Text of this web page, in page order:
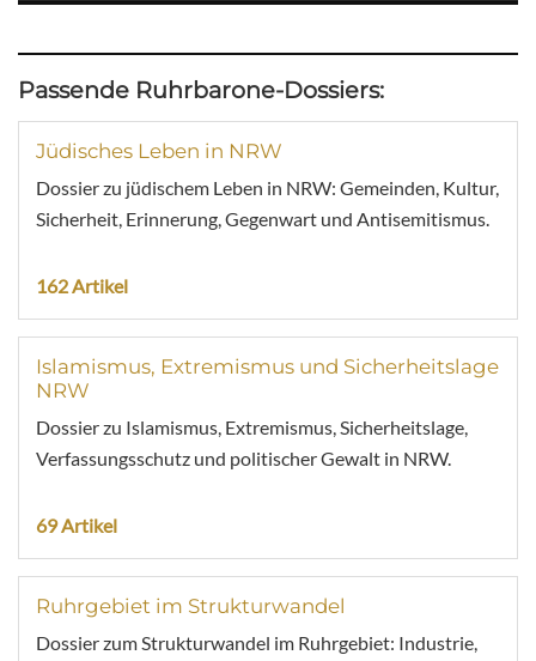
Passende Ruhrbarone-Dossiers:
Jüdisches Leben in NRW
Dossier zu jüdischem Leben in NRW: Gemeinden, Kultur,
Sicherheit, Erinnerung, Gegenwart und Antisemitismus.
162 Artikel
Islamismus, Extremismus und Sicherheitslage
NRW
Dossier zu Islamismus, Extremismus, Sicherheitslage,
Verfassungsschutz und politischer Gewalt in NRW.
69 Artikel
Ruhrgebiet im Strukturwandel
Dossier zum Strukturwandel im Ruhrgebiet: Industrie,